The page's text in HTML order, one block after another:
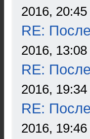
2016, 20:45
RE:
2016, 13:08
RE:
2016, 19:34
RE:
2016, 19:46